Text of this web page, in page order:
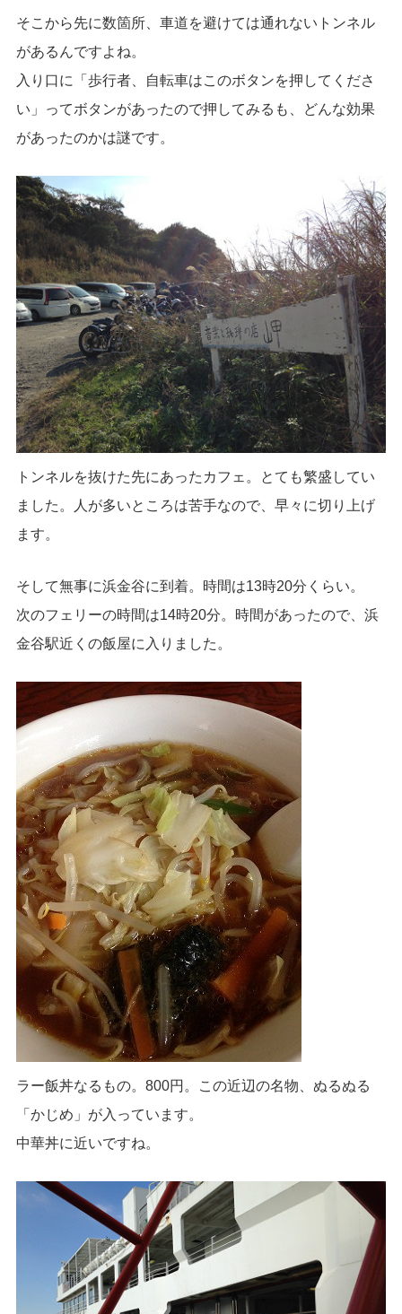
そこから先に数箇所、車道を避けては通れないトンネル
があるんですよね。
入り口に「歩行者、自転車はこのボタンを押してくださ
い」ってボタンがあったので押してみるも、どんな効果
があったのかは謎です。
トンネルを抜けた先にあったカフェ。とても繁盛してい
ました。人が多いところは苦手なので、早々に切り上げ
ます。
そして無事に浜金谷に到着。時間は13時20分くらい。
次のフェリーの時間は14時20分。時間があったので、浜
金谷駅近くの飯屋に入りました。
ラー飯丼なるもの。800円。この近辺の名物、ぬるぬる
「かじめ」が入っています。
中華丼に近いですね。